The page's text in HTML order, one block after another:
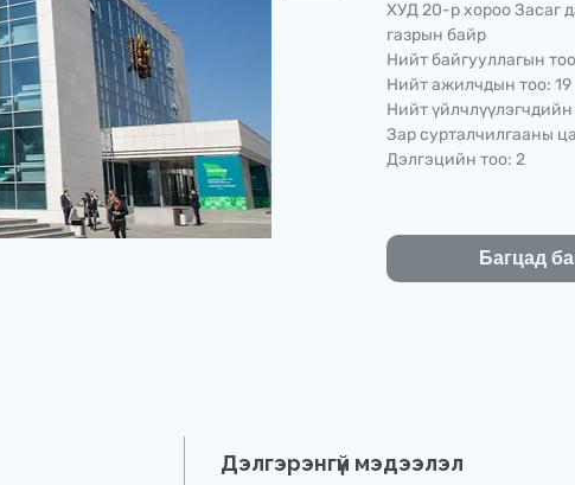
ХУД 20-р хороо Засаг
газрын байр
Нийт байгууллагын
Нийт ажилчдын тоо: 19
Нийт үйлчлүүлэгчдийн
Зар сурталчилгааны
Дэлгэцийн тоо: 2
Багцад
Дэлгэрэнгүй мэдээлэл